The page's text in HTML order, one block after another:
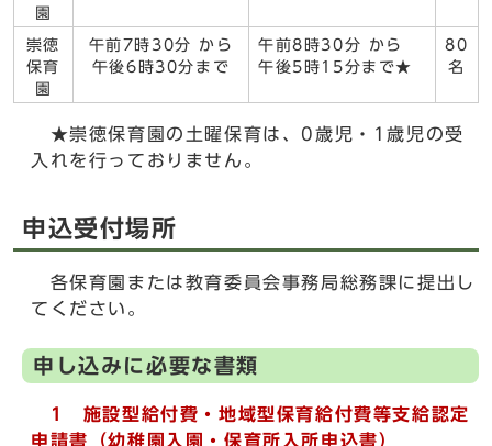
園
崇徳
保育
園
午前7時30分 から
午後6時30分まで
午前8時30分 から
午後5時15分まで★
80
名
★崇徳保育園の土曜保育は、0歳児・1歳児の受
入れを行っておりません。
申込受付場所
各保育園または教育委員会事務局総務課に提出し
てください。
申し込みに必要な書類
1 施設型給付費・地域型保育給付費等支給認定
申請書（幼稚園入園・保育所入所申込書）